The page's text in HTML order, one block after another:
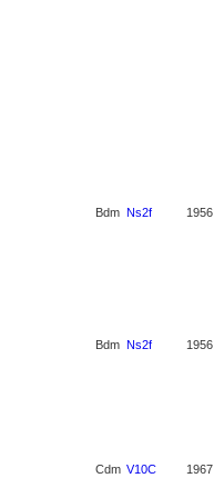
Bdm Ns2f 1956
Bdm Ns2f 1956
Cdm V10C 1967